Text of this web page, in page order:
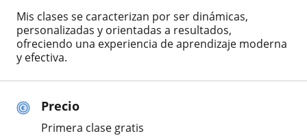
Precio
Primera clase gratis
Mis clases se caracterizan por ser dinámicas,
personalizadas y orientadas a resultados,
ofreciendo una experiencia de aprendizaje moderna
y efectiva.